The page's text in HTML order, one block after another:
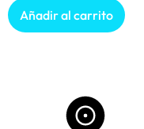
Añadir al carrito